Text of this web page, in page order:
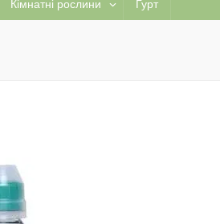
Кімнатні рослини Гурт